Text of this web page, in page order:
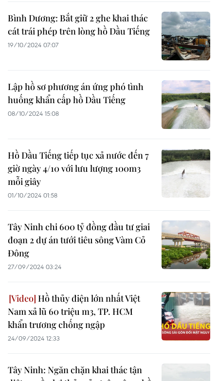
Bình Dương: Bắt giữ 2 ghe khai thác
cát trái phép trên lòng hồ Dầu Tiếng
19/10/2024 07:07
Lập hồ sơ phương án ứng phó tình
huống khẩn cấp hồ Dầu Tiếng
08/10/2024 15:08
Hồ Dầu Tiếng tiếp tục xả nước đến 7
giờ ngày 4/10 với lưu lượng 100m3
mỗi giây
01/10/2024 01:58
Tây Ninh chi 600 tỷ đồng đầu tư giai
đoạn 2 dự án tưới tiêu sông Vàm Cỏ
Đông
27/09/2024 03:24
Hồ thủy điện lớn nhất Việt
Nam xả lũ 60 triệu m3, TP. HCM
khẩn trương chống ngập
24/09/2024 12:33
Tây Ninh: Ngăn chặn khai thác tận